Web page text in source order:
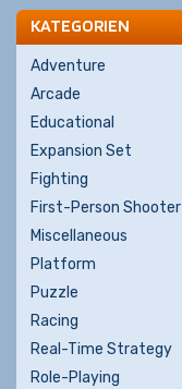
KATEGORIEN
Adventure
Arcade
Educational
Expansion Set
Fighting
First-Person Shooter
Miscellaneous
Platform
Puzzle
Racing
Real-Time Strategy
Role-Playing